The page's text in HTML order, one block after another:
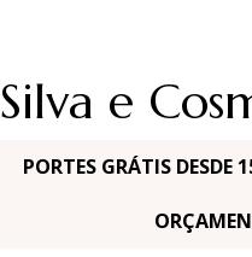
Silva e
PORTES GRÁTIS